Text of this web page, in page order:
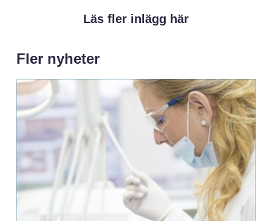
Läs fler inlägg här
Fler nyheter